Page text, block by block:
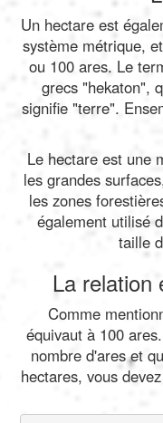
Un hectare est
système métrique,
ou 100 ares. Le
grecs "hekaton",
signifie "terre".
Le hectare est une
les grandes
les zones
également utilisé
taille
La relation
Comme
équivaut à 100
nombre d'ares et
hectares, vous